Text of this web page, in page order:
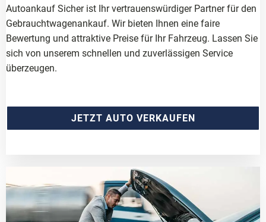
Autoankauf Sicher ist Ihr vertrauenswürdiger Partner für den
Gebrauchtwagenankauf. Wir bieten Ihnen eine faire
Bewertung und attraktive Preise für Ihr Fahrzeug. Lassen Sie
sich von unserem schnellen und zuverlässigen Service
überzeugen.
JETZT AUTO VERKAUFEN